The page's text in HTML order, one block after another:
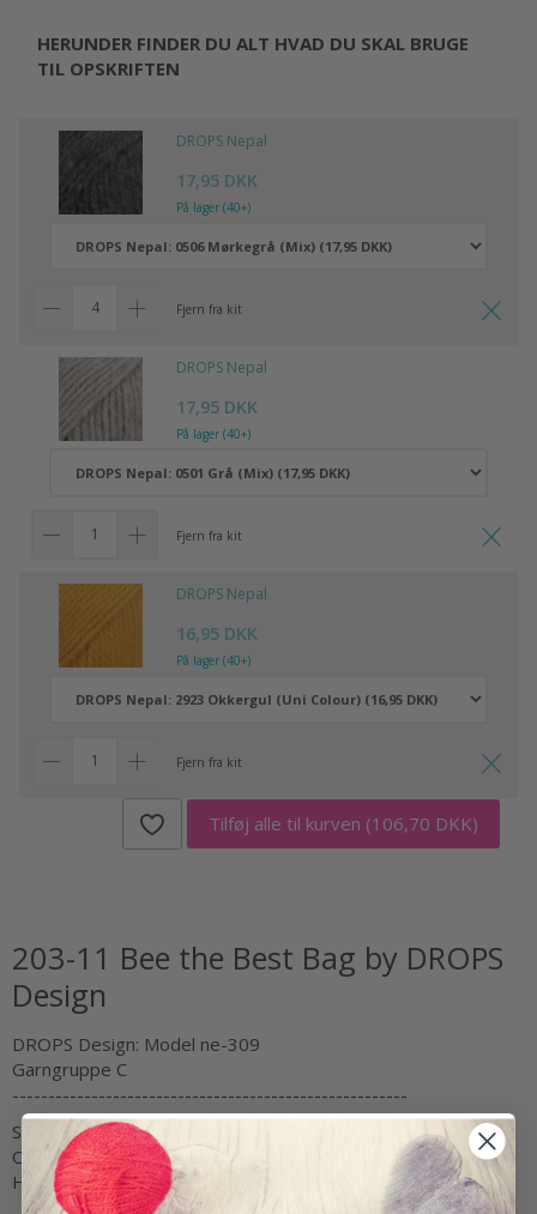
HERUNDER FINDER DU ALT HVAD DU SKAL BRUGE
TIL OPSKRIFTEN
DROPS Nepal
17,95 DKK
På lager (40+)
Fjern fra kit
DROPS Nepal
17,95 DKK
På lager (40+)
Fjern fra kit
DROPS Nepal
16,95 DKK
På lager (40+)
Fjern fra kit
Tilføj alle til kurven (106,70 DKK)
203-11 Bee the Best Bag by DROPS
Design
DROPS Design: Model ne-309
Garngruppe C
-------------------------------------------------------
STØRRELSE:
Omkreds: ca 60 cm.
Højde: ca 30 cm (målt på det korteste sted, uden bund).